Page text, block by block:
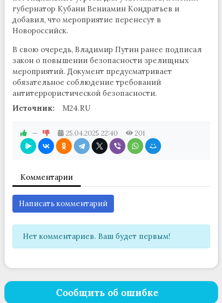
губернатор Кубани Вениамин Кондратьев и
добавил, что мероприятие перенесут в
Новороссийск.
В свою очередь, Владимир Путин ранее подписал
закон о повышении безопасности зрелищных
мероприятий. Документ предусматривает
обязательное соблюдение требований
антитеррористической безопасности.
Источник:
M24.RU
— 25.04.2025 22:40 201
Комментарии
Написать комментарий
Нет комментариев. Ваш будет первым!
Сообщить об ошибке